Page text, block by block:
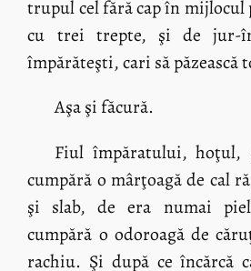
trupul cel fără cap în mijlocul
cu trei trepte, şi de jur-
împărăteşti, cari să păzească
Aşa şi făcură.
Fiul împăratului, hoţul,
cumpără o mârţoagă de cal
şi slab, de era numai
cumpără o odoroagă de
rachiu. Şi după ce încărcă